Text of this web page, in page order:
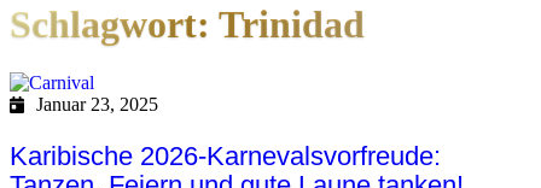
Schlagwort: Trinidad
Januar 23, 2025
Karibische 2026-Karnevalsvorfreude: